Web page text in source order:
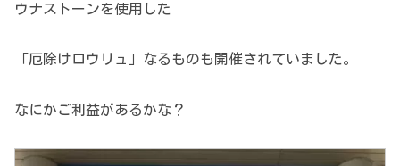
ウナストーンを使用した
「厄除けロウリュ」なるものも開催されていました。
なにかご利益があるかな？